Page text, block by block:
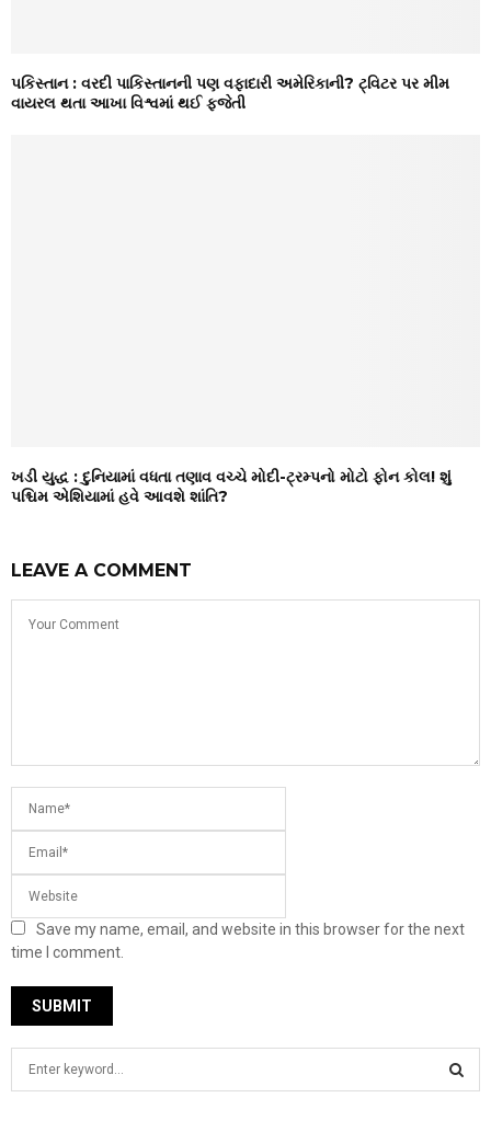
પકિસ્તાન : વરદી પાકિસ્તાનની પણ વફાદારી અમેરિકાની? ટ્વિટર પર મીમ
વાયરલ થતા આખા વિશ્વમાં થઈ ફજેતી
ખડી યુદ્ધ : દુનિયામાં વધતા તણાવ વચ્ચે મોદી-ટ્રમ્પનો મોટો ફોન કોલ! શું
પશ્ચિમ એશિયામાં હવે આવશે શાંતિ?
LEAVE A COMMENT
Save my name, email, and website in this browser for the next
time I comment.